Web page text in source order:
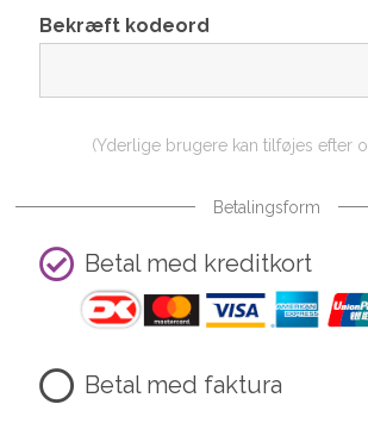
Bekræft kodeord
(Yderlige brugere kan tilføjes efter
Betalingsform
Betal med kreditkort
Betal med faktura